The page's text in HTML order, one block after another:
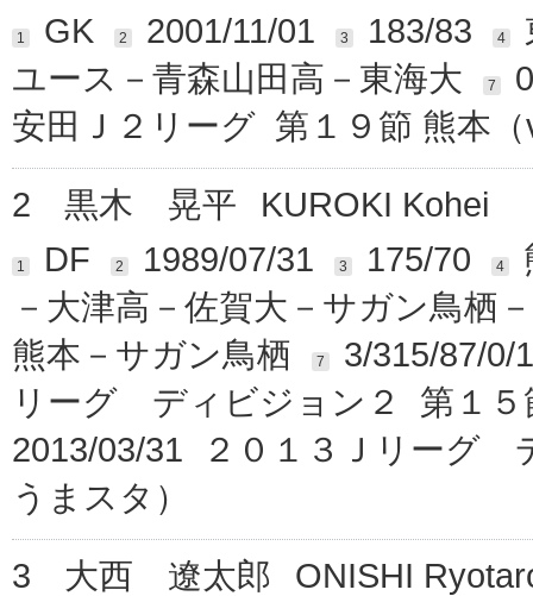
1 GK 2 2001/11/01 3 183/83 4
ユース－青森山田高－東海大
7
安田Ｊ２リーグ 第１９節 熊本
2
黒木 晃平 KUROKI Kohei
1 DF 2 1989/07/31 3 175/70 4
－大津高－佐賀大－サガン鳥栖
熊本－サガン鳥栖
7
3/315/87/0/1
リーグ ディビジョン２ 第１５
2013/03/31 ２０１３Ｊリーグ
うまスタ）
3
大西 遼太郎 ONISHI